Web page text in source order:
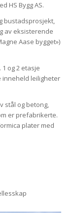
HS Bygg AS.
bustadsprosjekt,
av eksisterende
Aase bygget»)
og 2 etasje
leiligheter
stål og betong,
er prefabrikerte.
plater med